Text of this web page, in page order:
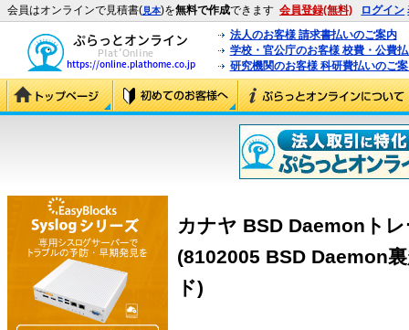
会員はオンラインで見積書(見本)を無料で作成できます 会員登録(無料) ログイン
法人のお客様 請求書払いのご案内
学校・官公庁のお客様 校費・公費
研究機関のお客様 科研費払いのご
カナヤ BSD Daemonト
(8102005 BSD Daemon
ド)